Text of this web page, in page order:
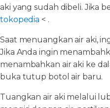
aki yang sudah dibeli. Jika
tokopedia < .
Saat menuangkan air aki,
Jika Anda ingin
menambahkan air aki ke
buka tutup botol air baru.
Tuangkan air aki melalui